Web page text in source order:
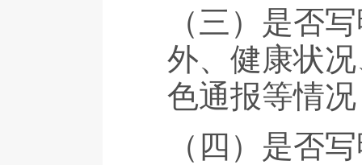
（三）是否
外、健康状
色通报等情
（四）是否